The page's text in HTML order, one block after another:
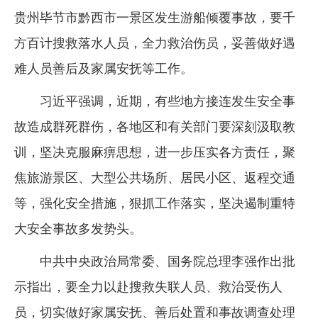
贵州毕节市黔西市一景区发生游船倾覆事故，要千
方百计搜救落水人员，全力救治伤员，妥善做好遇
难人员善后及家属安抚等工作。
习近平强调，近期，有些地方接连发生安全事
故造成群死群伤，各地区和有关部门要深刻汲取教
训，坚决克服麻痹思想，进一步压实各方责任，聚
焦旅游景区、大型公共场所、居民小区、返程交通
等，强化安全措施，狠抓工作落实，坚决遏制重特
大安全事故多发势头。
中共中央政治局常委、国务院总理李强作出批
示指出，要全力以赴搜救失联人员、救治受伤人
员，切实做好家属安抚、善后处置和事故调查处理